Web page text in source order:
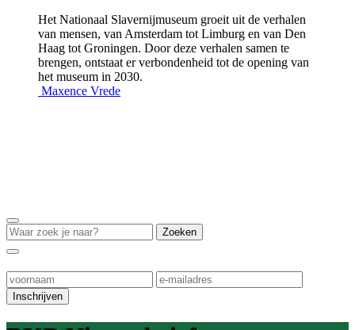
Het Nationaal Slavernijmuseum groeit uit de verhalen
van mensen, van Amsterdam tot Limburg en van Den
Haag tot Groningen. Door deze verhalen samen te
brengen, ontstaat er verbondenheid tot de opening van
het museum in 2030.
Maxence Vrede